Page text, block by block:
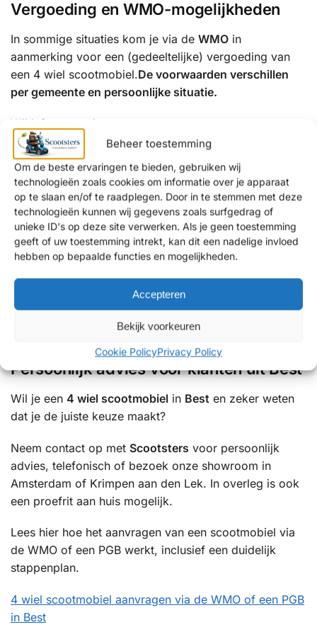
Beheer toestemming
Om de beste ervaringen te bieden, gebruiken wij
technologieën zoals cookies om informatie over je apparaat
op te slaan en/of te raadplegen. Door in te stemmen met deze
technologieën kunnen wij gegevens zoals surfgedrag of
unieke ID's op deze site verwerken. Als je geen toestemming
geeft of uw toestemming intrekt, kan dit een nadelige invloed
hebben op bepaalde functies en mogelijkheden.
Accepteren
Bekijk voorkeuren
Cookie PolicyPrivacy Policy
Vergoeding en WMO-mogelijkheden
In sommige situaties kom je via de WMO in
aanmerking voor een (gedeeltelijke) vergoeding van
een 4 wiel scootmobiel.De voorwaarden verschillen
per gemeente en persoonlijke situatie.
Wij informeren je graag over:
de mogelijkheden binnen de WMO
een eventuele eigen bijdrage
alternatieven als je aanvraag wordt afgewezen
Waarom kiezen klanten uit Best voor
Scootsters?
✔ Persoonlijk en eerlijk advies
✔ Showrooms met uitgebreide proefritmogelijkheden
✔ Uitgebreide ervaring met mobiliteitsoplossingen
✔ Betrouwbare service en uitstekende ondersteuning
Persoonlijk advies voor klanten uit Best
Wil je een 4 wiel scootmobiel in Best en zeker weten
dat je de juiste keuze maakt?
Neem contact op met Scootsters voor persoonlijk
advies, telefonisch of bezoek onze showroom in
Amsterdam of Krimpen aan den Lek. In overleg is ook
een proefrit aan huis mogelijk.
Lees hier hoe het aanvragen van een scootmobiel via
de WMO of een PGB werkt, inclusief een duidelijk
stappenplan.
4 wiel scootmobiel aanvragen via de WMO of een PGB
in Best